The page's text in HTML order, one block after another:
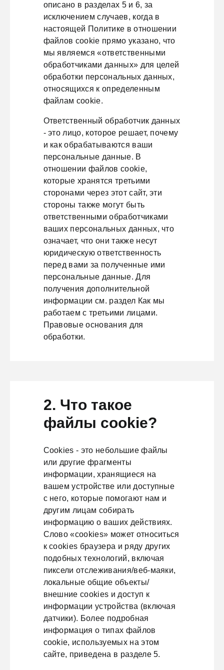
описано в разделах 5 и 6, за
исключением случаев, когда в
настоящей Политике в отношении
файлов cookie прямо указано, что
мы являемся «ответственными
обработчиками данных» для целей
обработки персональных данных,
относящихся к определенным
файлам cookie.
Ответственный обработчик данных
- это лицо, которое решает, почему
и как обрабатываются ваши
персональные данные. В
отношении файлов cookie,
которые хранятся третьими
сторонами через этот сайт, эти
стороны также могут быть
ответственными обработчиками
ваших персональных данных, что
означает, что они также несут
юридическую ответственность
перед вами за полученные ими
персональные данные. Для
получения дополнительной
информации см. раздел Как мы
работаем с третьими лицами.
Правовые основания для
обработки.
2. Что такое
файлы cookie?
Cookies - это небольшие файлы
или другие фрагменты
информации, хранящиеся на
вашем устройстве или доступные
с него, которые помогают нам и
другим лицам собирать
информацию о ваших действиях.
Слово «cookies» может относиться
к cookies браузера и ряду других
подобных технологий, включая
пиксели отслеживания/веб-маяки,
локальные общие объекты/
внешние cookies и доступ к
информации устройства (включая
датчики). Более подробная
информация о типах файлов
cookie, используемых на этом
сайте, приведена в разделе 5.